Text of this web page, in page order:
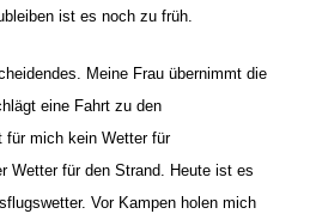
ist es noch zu früh.
Meine Frau übernimmt die
eine Fahrt zu den
für mich kein Wetter für
Wetter für den Strand. Heute ist es
Vor Kampen holen mich